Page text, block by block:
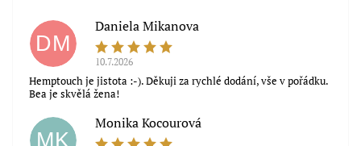
DM
Daniela Mikanova
10.7.2026
Hemptouch je jistota :-). Děkuji za rychlé dodání, vše v pořádku.
Bea je skvělá žena!
MK
Monika Kocourová